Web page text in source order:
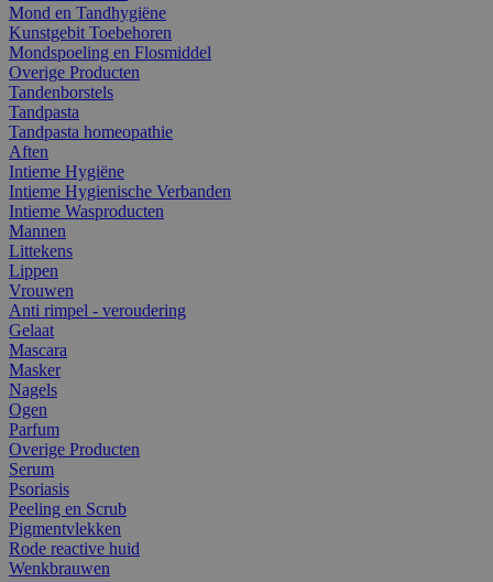
Mond en Tandhygiëne
Kunstgebit Toebehoren
Mondspoeling en Flosmiddel
Overige Producten
Tandenborstels
Tandpasta
Tandpasta homeopathie
Aften
Intieme Hygiëne
Intieme Hygienische Verbanden
Intieme Wasproducten
Mannen
Littekens
Lippen
Vrouwen
Anti rimpel - veroudering
Gelaat
Mascara
Masker
Nagels
Ogen
Parfum
Overige Producten
Serum
Psoriasis
Peeling en Scrub
Pigmentvlekken
Rode reactive huid
Wenkbrauwen